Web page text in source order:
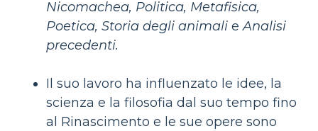
Nicomachea, Politica, Metafisica,
Poetica, Storia degli animali eAnalisi
precedenti.
Il suo lavoro ha influenzato le idee, la
scienza e la filosofia dal suo tempo fino
al Rinascimento e le sue opere sono